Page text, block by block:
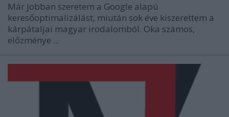
Már jobban szeretem a Google alapú
keresőoptimalizálást, miután sok éve kiszerettem a
kárpátaljai magyar irodalomból. Oka számos,
előzménye ...